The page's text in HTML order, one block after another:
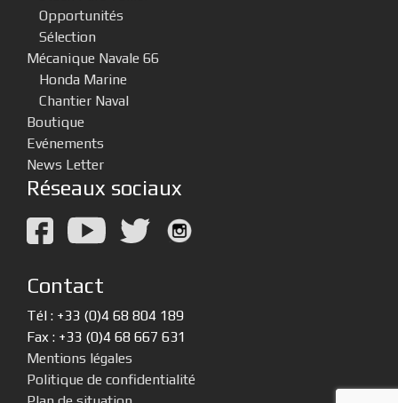
Opportunités
Sélection
Mécanique Navale 66
Honda Marine
Chantier Naval
Boutique
Evénements
News Letter
Réseaux sociaux
Contact
Tél : +33 (0)4 68 804 189
Fax : +33 (0)4 68 667 631
Mentions légales
Politique de confidentialité